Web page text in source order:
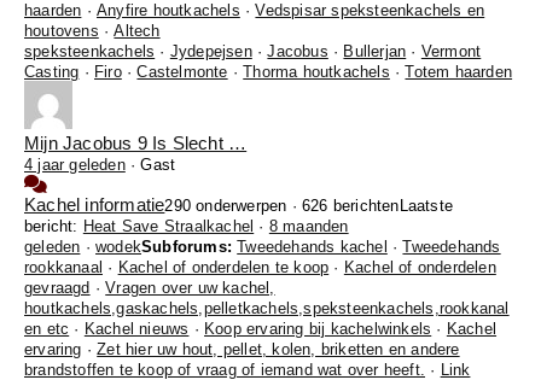
haarden ·Anyfire houtkachels ·Vedspisar speksteenkachels en
houtovens ·Altech
speksteenkachels · Jydepejsen·Jacobus · Bullerjan · Vermont
Casting · Firo·Castelmonte ·Thorma houtkachels ·Totem haarden
Mijn Jacobus 9 Is Slecht …
4 jaar geleden·Gast
Kachel informatie290 onderwerpen · 626 berichten Laatste
bericht: Heat Save Straalkachel · 8 maanden
geleden ·wodekSubforums: Tweedehands kachel ·Tweedehands
rookkanaal · Kachel of onderdelen te koop · Kachel of onderdelen
gevraagd ·Vragen over uw kachel,
houtkachels,gaskachels,pelletkachels,speksteenkachels,rookkanal
en etc · Kachel nieuws · Koop ervaring bij kachelwinkels · Kachel
ervaring ·Zet hier uw hout, pellet, kolen, briketten en andere
brandstoffen te koop of vraag of iemand wat over heeft.
·
Link